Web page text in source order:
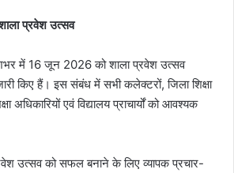
प्रवेश उत्सव
में 16 जून 2026 को शाला प्रवेश उत्सव
किए हैं। इस संबंध में सभी कलेक्टरों, जिला शिक्षा
अधिकारियों एवं विद्यालय प्राचार्यों को आवश्यक
उत्सव को सफल बनाने के लिए व्यापक प्रचार-